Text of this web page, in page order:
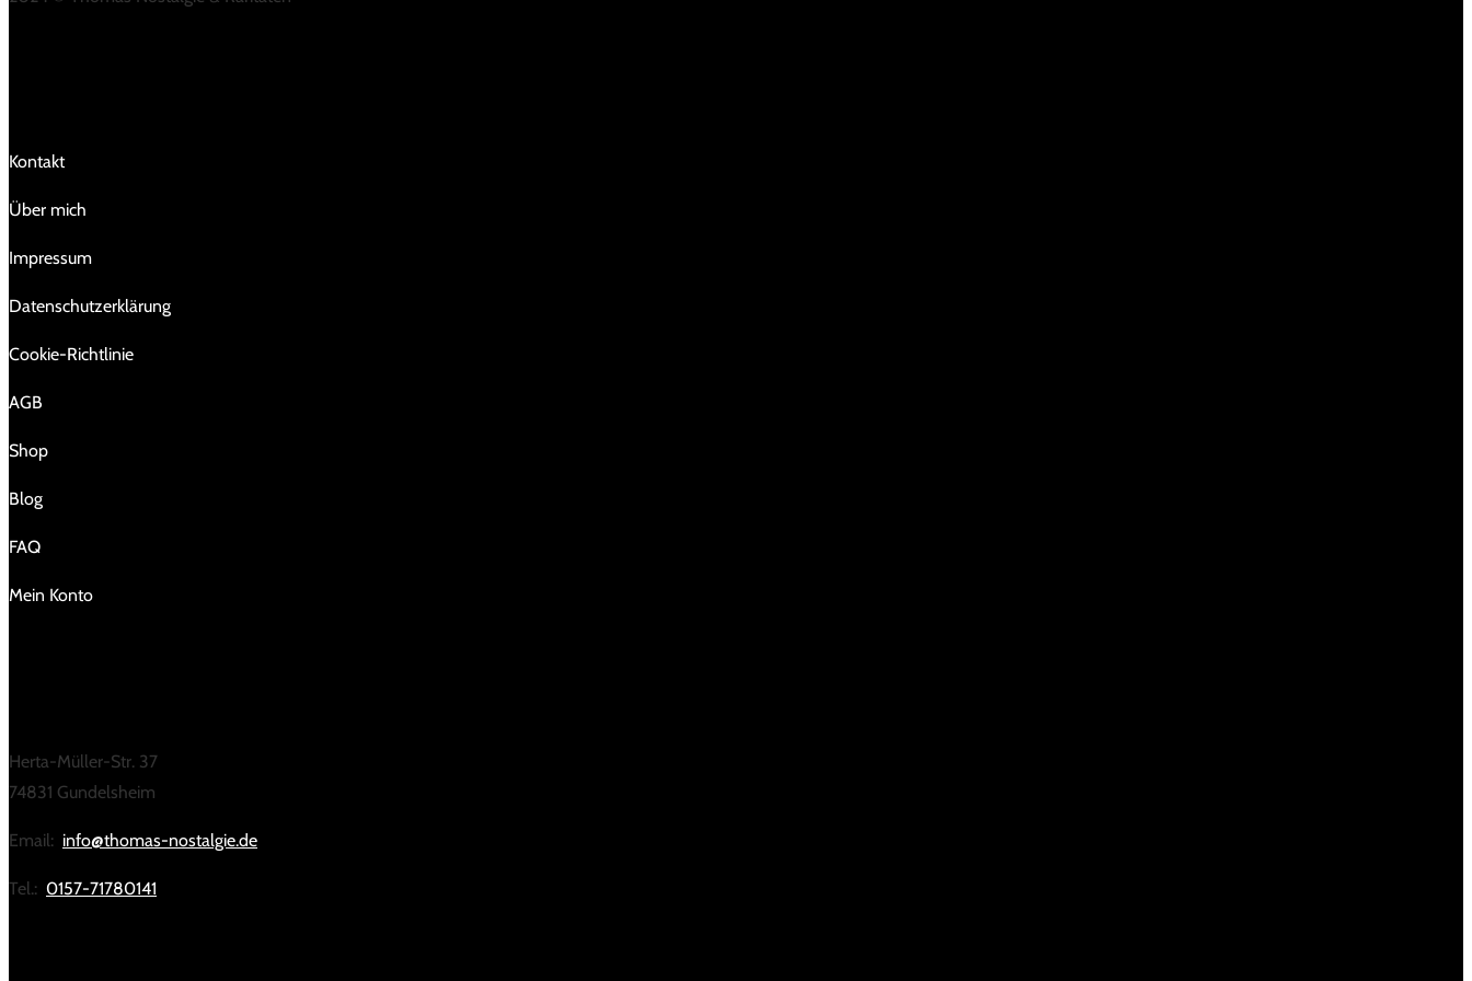
Kontakt
Über mich
Impressum
Da­ten­schutz­er­klä­rung
Cookie-Richtlinie
AGB
Shop
Blog
FAQ
Mein Konto
Herta-Müller-Str. 37
74831 Gundelsheim
Email: info@thomas-nostalgie.de
Tel.: 0157-71780141